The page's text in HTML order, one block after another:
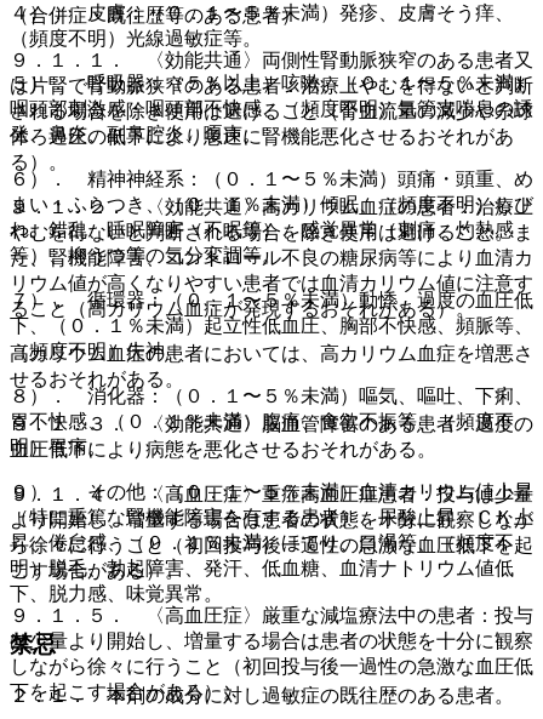
（合併症・既往歴等のある患者）
９．１．１． 〈効能共通〉両側性腎動脈狭窄のある患者又
は片腎で腎動脈狭窄のある患者：治療上やむを得ないと判断
される場合を除き使用は避けること（腎血流量の減少や糸球
体ろ過圧の低下により急速に腎機能悪化させるおそれがあ
る）。
９．１．２． 〈効能共通〉高カリウム血症の患者：治療上
やむを得ないと判断される場合を除き使用は避けること。ま
た、腎機能障害、コントロール不良の糖尿病等により血清カ
リウム値が高くなりやすい患者では血清カリウム値に注意す
ること（高カリウム血症が発現するおそれがある）。
高カリウム血症の患者においては、高カリウム血症を増悪さ
せるおそれがある。
９．１．３． 〈効能共通〉脳血管障害のある患者：過度の
血圧低下により病態を悪化させるおそれがある。
９．１．４． 〈高血圧症〉重症高血圧症患者：投与は少量
より開始し、増量する場合は患者の状態を十分に観察しなが
ら徐々に行うこと（初回投与後一過性の急激な血圧低下を起
こす場合がある）。
９．１．５． 〈高血圧症〉厳重な減塩療法中の患者：投与
は少量より開始し、増量する場合は患者の状態を十分に観察
しながら徐々に行うこと（初回投与後一過性の急激な血圧低
下を起こす場合がある）。
４）． 皮膚：（０．１〜５％未満）発疹、皮膚そう痒、
（頻度不明）光線過敏症等。
５）． 呼吸器：（５％以上）咳嗽、（０．１〜５％未満）
咽頭部刺激感・咽頭部不快感、（頻度不明）気管支喘息の誘
発、鼻炎、副鼻腔炎、嗄声。
６）． 精神神経系：（０．１〜５％未満）頭痛・頭重、め
まい・ふらつき、（０．１％未満）傾眠、（頻度不明）しび
れ、錯乱、睡眠障害（不眠等）、感覚異常（刺痛、灼熱感
等）、抑うつ等の気分変調等。
７）． 循環器：（０．１〜５％未満）動悸、過度の血圧低
下、（０．１％未満）起立性低血圧、胸部不快感、頻脈等、
（頻度不明）失神。
８）． 消化器：（０．１〜５％未満）嘔気、嘔吐、下痢、
胃不快感、（０．１％未満）腹痛、食欲不振等、（頻度不
明）胃痛。
９）． その他：（０．１〜５％未満）血清カリウム値上昇
（特に重篤な腎機能障害を有する患者）、尿酸上昇、ＣＫ上
昇、倦怠感、（０．１％未満）ほてり、口渇等、（頻度不
明）脱毛、勃起障害、発汗、低血糖、血清ナトリウム値低
下、脱力感、味覚異常。
禁忌
２．１． 本剤の成分に対し過敏症の既往歴のある患者。